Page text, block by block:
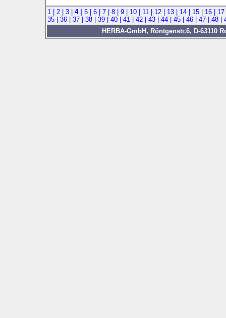
1 | 2 | 3 | 4 | 5 | 6 | 7 | 8 | 9 | 10 | 11 | 12 | 13 | 14 | 15 | 16 |
35 | 36 | 37 | 38 | 39 | 40 | 41 | 42 | 43 | 44 | 45 | 46 | 47 | 48 |
HERBA-GmbH, Röntgenstr.6, D-63110